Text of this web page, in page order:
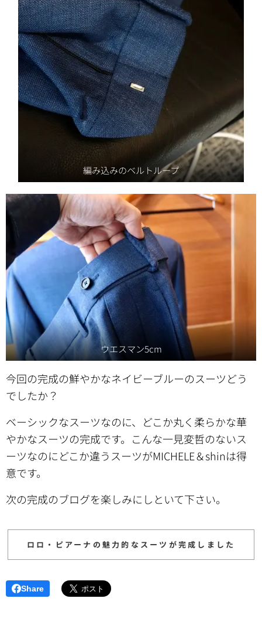
編み込みのベルトループ
ウエスマン5cm
今回の完成の鮮やかなネイビーブルーのスーツどう
でしたか？
ベーシックなスーツなのに、どこか丸く柔らかな華
やかなスーツの完成です。 こんな一見変哲のないス
ーツなのにどこか違うスーツがMICHELE＆shinは得
意です。
次の完成のブログを楽しみにしといて下さい。
ロロ・ピアーナの魅力的なスーツが完成しました
Share